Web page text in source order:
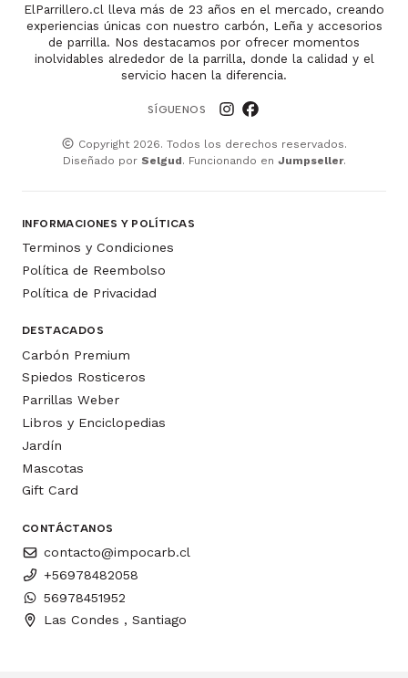
ElParrillero.cl lleva más de 23 años en el mercado, creando
experiencias únicas con nuestro carbón, Leña y accesorios
de parrilla. Nos destacamos por ofrecer momentos
inolvidables alrededor de la parrilla, donde la calidad y el
servicio hacen la diferencia.
SÍGUENOS
Copyright 2026. Todos los derechos reservados.
Diseñado por Selgud. Funcionando en Jumpseller.
INFORMACIONES Y POLÍTICAS
Terminos y Condiciones
Política de Reembolso
Política de Privacidad
DESTACADOS
Carbón Premium
Spiedos Rosticeros
Parrillas Weber
Libros y Enciclopedias
Jardín
Mascotas
Gift Card
CONTÁCTANOS
contacto@impocarb.cl
+56978482058
56978451952
Las Condes , Santiago